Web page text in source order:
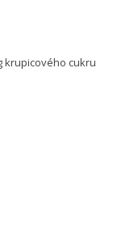
krupicového cukru